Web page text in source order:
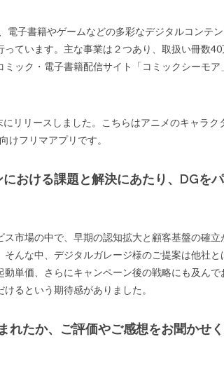
電子書籍やゲームなどの多彩なデジタルコンテ
ています。主な事業は２つあり、取扱い冊数40
ック・電子書籍配信サイト「コミックシーモア」
リリースしました。こちらはアニメのキャラク
けフリマアプリです。
おける課題と解決にあたり、DGを
市場の中で、早期の認知拡大と顧客基盤の確立
んな中、デジタルガレージ様のご提案は他社と
単価、さらにキャンペーン後の戦略にも及んで
るという期待感がありました。
たか、ご評価やご感想をお聞かせ